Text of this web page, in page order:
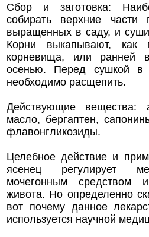
Сбор и заготовка:
собирать верхние части
выращенных в саду, и
Корни выкапывают,
корневища, или ранней
осенью. Перед сушкой в
необходимо расщепить.
Действующие вещества:
масло, бергаптен,
флавонгликозиды.
Целебное действие и
ясенец регулирует
мочегонным средством
живота. Но определенно
вот почему данное
используется научной